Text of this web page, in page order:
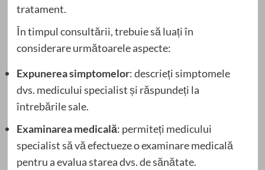
tratament.
În timpul consultării, trebuie să luați în
considerare următoarele aspecte:
Expunerea simptomelor: descrieți simptomele
dvs. medicului specialist și răspundeți la
întrebările sale.
Examinarea medicală: permiteți medicului
specialist să vă efectueze o examinare medicală
pentru a evalua starea dvs. de sănătate.